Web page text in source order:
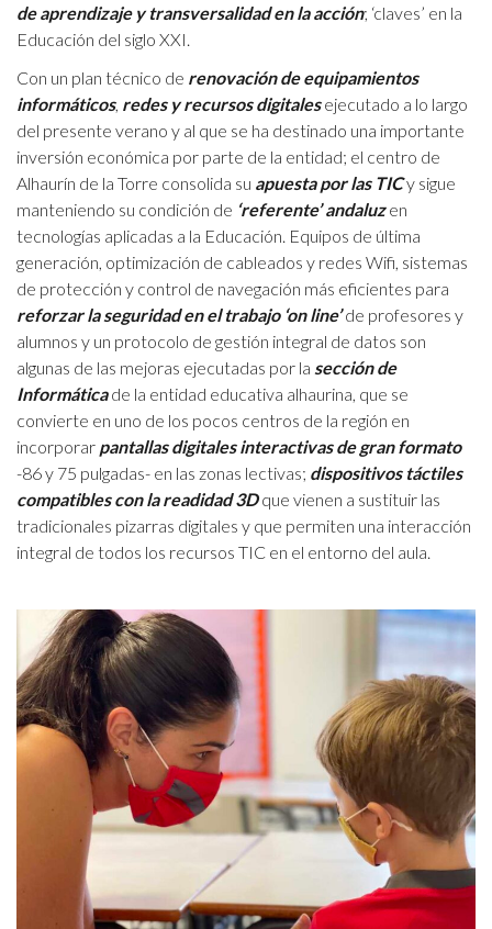
de aprendizaje y transversalidad en la acción; ‘claves’ en la
Educación del siglo XXI.
Con un plan técnico de renovación de equipamientos
informáticos, redes y recursos digitalesejecutado a lo largo
del presente verano y al que se ha destinado una importante
inversión económica por parte de la entidad; el centro de
Alhaurín de la Torre consolida su apuesta por las TICy sigue
manteniendo su condición de ‘referente’ andaluzen
tecnologías aplicadas a la Educación. Equipos de última
generación, optimización de cableados y redes Wifi, sistemas
de protección y control de navegación más eficientes para
reforzar la seguridad en el trabajo ‘on line’de profesores y
alumnos y un protocolo de gestión integral de datos son
algunas de las mejoras ejecutadas por la sección de
Informáticade la entidad educativa alhaurina, que se
convierte en uno de los pocos centros de la región en
incorporar pantallas digitales interactivas de gran formato
-86 y 75 pulgadas- en las zonas lectivas; dispositivos táctiles
compatibles con la readidad 3Dque vienen a sustituir las
tradicionales pizarras digitales y que permiten una interacción
integral de todos los recursos TIC en el entorno del aula.